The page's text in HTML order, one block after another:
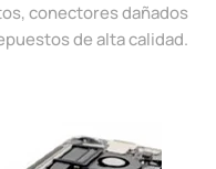
conectores dañados
de alta calidad.